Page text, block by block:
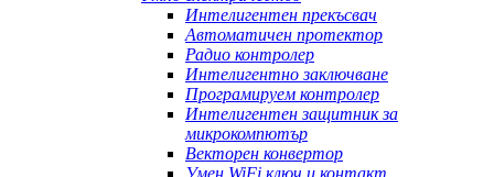
Интелигентен прекъсвач
Автоматичен протектор
Радио контролер
Интелигентно заключване
Програмируем контролер
Интелигентен защитник за
микрокомпютър
Векторен конвертор
Умен WiFi ключ и контакт